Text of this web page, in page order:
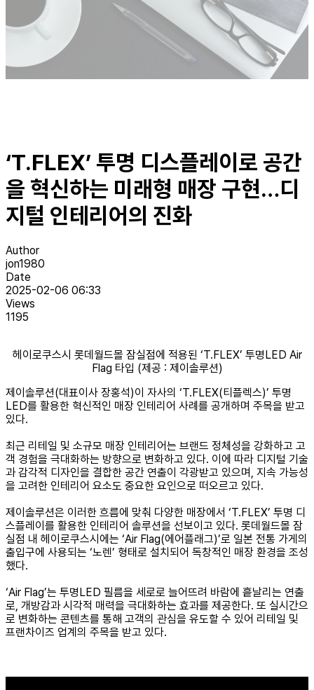
‘T.FLEX’ 투명 디스플레이로 공간
을 혁신하는 미래형 매장 구현…디
지털 인테리어의 진화
Author
jon1980
Date
2025-02-06 06:33
Views
1195
헤이로쿠스시 롯데월드몰 잠실점에 적용된 ‘T.FLEX’ 투명LED Air
Flag 타입 (제공 : 제이솔루션)
제이솔루션(대표이사 장홍석)이 자사의 ‘T.FLEX(티플렉스)’ 투명
LED를 활용한 혁신적인 매장 인테리어 사례를 공개하며 주목을 받고
있다.
최근 리테일 및 소규모 매장 인테리어는 브랜드 정체성을 강화하고 고
객 경험을 극대화하는 방향으로 변화하고 있다. 이에 따라 디지털 기술
과 감각적 디자인을 결합한 공간 연출이 각광받고 있으며, 지속 가능성
을 고려한 인테리어 요소도 중요한 요인으로 떠오르고 있다.
제이솔루션은 이러한 흐름에 맞춰 다양한 매장에서 ‘T.FLEX’ 투명 디
스플레이를 활용한 인테리어 솔루션을 선보이고 있다. 롯데월드몰 잠
실점 내 헤이로쿠스시에는 ‘Air Flag(에어플래그)’로 일본 전통 가게의
출입구에 사용되는 ‘노렌’ 형태로 설치되어 독창적인 매장 환경을 조성
했다.
‘Air Flag’는 투명LED 필름을 세로로 늘어뜨려 바람에 흩날리는 연출
로, 개방감과 시각적 매력을 극대화하는 효과를 제공한다. 또 실시간으
로 변화하는 콘텐츠를 통해 고객의 관심을 유도할 수 있어 리테일 및
프랜차이즈 업계의 주목을 받고 있다.